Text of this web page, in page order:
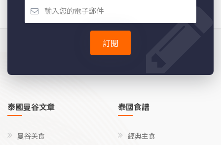
訂閱
泰國曼谷文章
曼谷美食
泰國食譜
經典主食